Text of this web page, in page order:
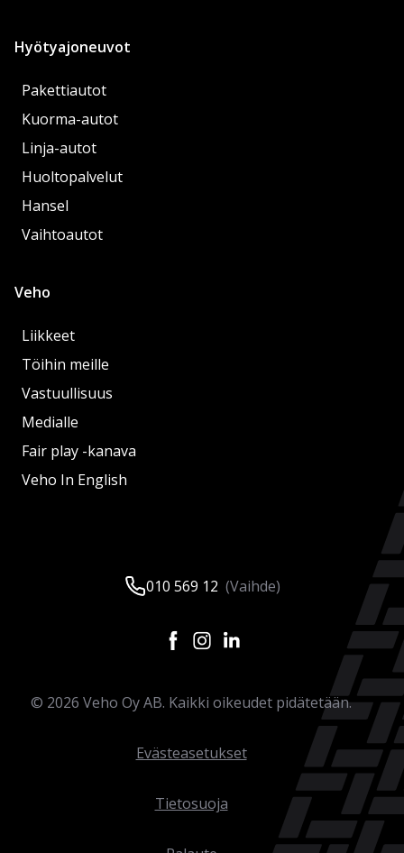
Hyötyajoneuvot
Pakettiautot
Kuorma-autot
Linja-autot
Huoltopalvelut
Hansel
Vaihtoautot
Veho
Liikkeet
Töihin meille
Vastuullisuus
Medialle
Fair play -kanava
Veho In English
010 569 12 (Vaihde)
© 2026 Veho Oy AB. Kaikki oikeudet pidätetään.
Evästeasetukset
Tietosuoja